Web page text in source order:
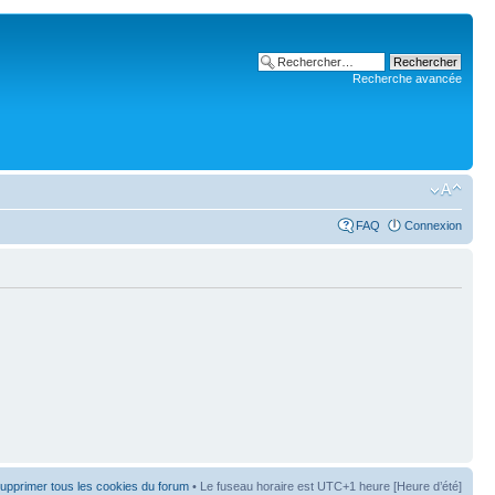
Recherche avancée
FAQ Connexion
tous les cookies du forum • Le fuseau horaire est UTC+1 heure [Heure d’été]